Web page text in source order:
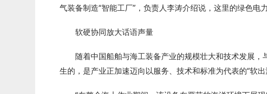
气装备制造“智能工厂”，负责人李涛介绍说，这里的绿色电
软硬协同放大话语声量
随着中国船舶与海工装备产业的规模壮大和技术发展，
生的，是产业正加速迈向以服务、技术和标准为代表的“软出